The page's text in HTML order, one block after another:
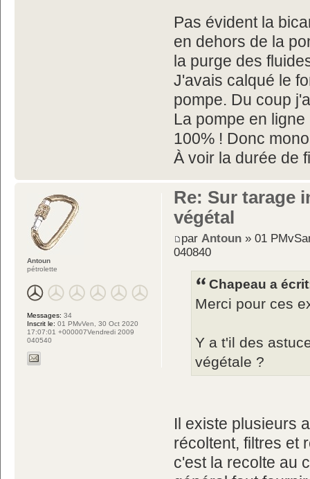
Pas évident la
en dehors de la
la purge des
J'avais calqué le
pompe. Du coup
La pompe en
100% ! Donc
À voir la durée de
Re: Sur tarage
végétal
par Antoun » 01
040840
Chapeau a
Merci pour ces
Y a t'il des
végétale ?
Il existe plusieurs
récoltent, filtres et
c'est la recolte au
Antoun
pétrolette
Messages: 34
Inscrit le: 01 PMvVen, 30 Oct 2020
17:07:01 +000007Vendredi 2009
040540